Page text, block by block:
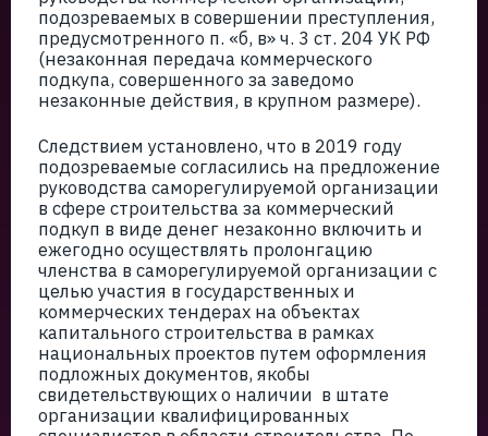
подозреваемых в совершении преступления,
предусмотренного п. «б, в» ч. 3 ст. 204 УК РФ
(незаконная передача коммерческого
подкупа, совершенного за заведомо
незаконные действия, в крупном размере).
Следствием установлено, что в 2019 году
подозреваемые согласились на предложение
руководства саморегулируемой организации
в сфере строительства за коммерческий
подкуп в виде денег незаконно включить и
ежегодно осуществлять пролонгацию
членства в саморегулируемой организации с
целью участия в государственных и
коммерческих тендерах на объектах
капитального строительства в рамках
национальных проектов путем оформления
подложных документов, якобы
свидетельствующих о наличии в штате
организации квалифицированных